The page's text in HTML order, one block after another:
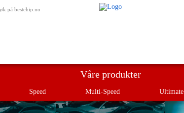
på bestchip.no
Våre produkter
Speed Multi-Speed Ultimate